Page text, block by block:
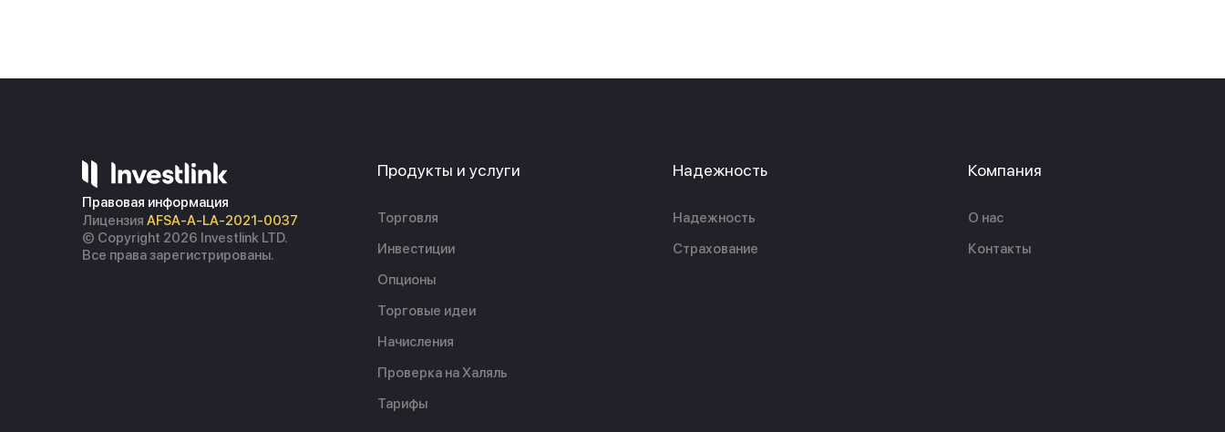
Правовая информация
Лицензия AFSA-A-LA-2021-0037
© Copyright 2026 Investlink LTD.
Все права зарегистрированы.
Продукты и услуги
Торговля
Инвестиции
Опционы
Торговые идеи
Начисления
Проверка на Халяль
Тарифы
Надежность
Надежность
Страхование
Компания
О нас
Контакты